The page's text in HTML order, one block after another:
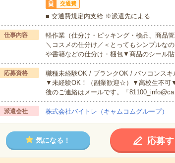
交通費
■ 交通費規定内支給 ※派遣先による
仕事内容
軽作業（仕分け・ピッキング・検品、商品管
＼コスメの仕分け／＜とってもシンプルな
や書籍などの仕分け・梱包▼商品のシール
応募資格
職種未経験OK / ブランクOK / パソコンス
▼未経験OK！（副業歓迎☆）▼高校生不可
後のご連絡はメールです。「
派遣会社 株式会社バイトレ（キャムコムグループ）
気になる！ 応募